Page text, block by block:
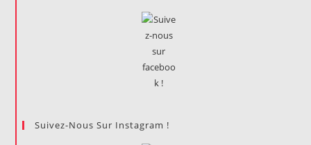
Suivez-Nous Sur Instagram !